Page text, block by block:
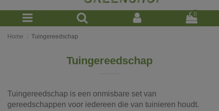
0
Home Tuingereedschap
Tuingereedschap
Tuingereedschap is een onmisbare set van
gereedschappen voor iedereen die van tuinieren houdt.